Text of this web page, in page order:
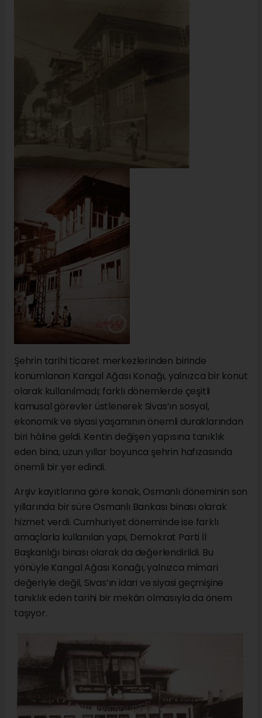
Şehrin tarihi ticaret merkezlerinden birinde
konumlanan Kangal Ağası Konağı, yalnızca bir konut
olarak kullanılmadı; farklı dönemlerde çeşitli
kamusal görevler üstlenerek Sivas’ın sosyal,
ekonomik ve siyasi yaşamının önemli duraklarından
biri hâline geldi. Kentin değişen yapısına tanıklık
eden bina, uzun yıllar boyunca şehrin hafızasında
önemli bir yer edindi.
Arşiv kayıtlarına göre konak, Osmanlı döneminin son
yıllarında bir süre Osmanlı Bankası binası olarak
hizmet verdi. Cumhuriyet döneminde ise farklı
amaçlarla kullanılan yapı, Demokrat Parti İl
Başkanlığı binası olarak da değerlendirildi. Bu
yönüyle Kangal Ağası Konağı, yalnızca mimari
değeriyle değil, Sivas’ın idari ve siyasi geçmişine
tanıklık eden tarihi bir mekân olmasıyla da önem
taşıyor.